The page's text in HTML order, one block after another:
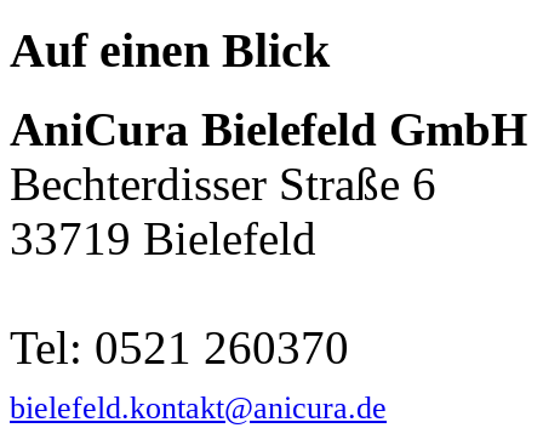
Auf einen Blick
AniCura Bielefeld GmbH
Bechterdisser Straße 6
33719 Bielefeld
Tel: 0521 260370
bielefeld.kontakt@anicura.de